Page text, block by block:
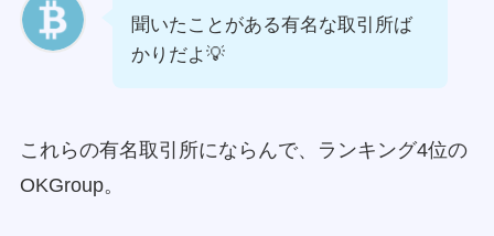
聞いたことがある有名な取引所ば
かりだよ💡
これらの有名取引所にならんで、ランキング4位の
OKGroup。